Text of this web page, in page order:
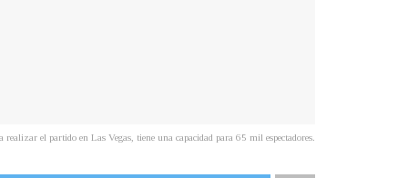
realizar el partido en Las Vegas, tiene una capacidad para 65 mil espectadores.